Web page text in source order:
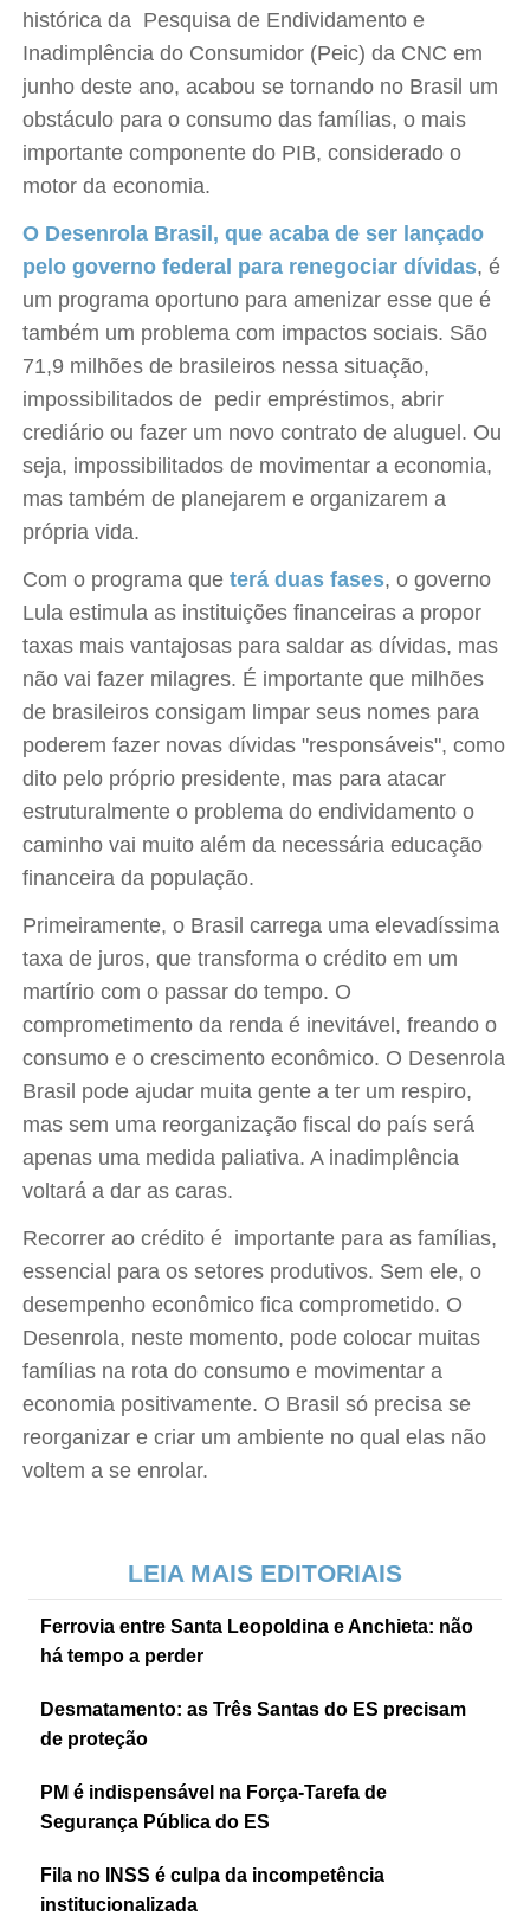
histórica da Pesquisa de Endividamento e
Inadimplência do Consumidor (Peic) da CNC em
junho deste ano, acabou se tornando no Brasil um
obstáculo para o consumo das famílias, o mais
importante componente do PIB, considerado o
motor da economia.
O Desenrola Brasil, que acaba de ser lançado
pelo governo federal para renegociar dívidas, é
um programa oportuno para amenizar esse que é
também um problema com impactos sociais. São
71,9 milhões de brasileiros nessa situação,
impossibilitados de pedir empréstimos, abrir
crediário ou fazer um novo contrato de aluguel. Ou
seja, impossibilitados de movimentar a economia,
mas também de planejarem e organizarem a
própria vida.
Com o programa que terá duas fases, o governo
Lula estimula as instituições financeiras a propor
taxas mais vantajosas para saldar as dívidas, mas
não vai fazer milagres. É importante que milhões
de brasileiros consigam limpar seus nomes para
poderem fazer novas dívidas "responsáveis", como
dito pelo próprio presidente, mas para atacar
estruturalmente o problema do endividamento o
caminho vai muito além da necessária educação
financeira da população.
Primeiramente, o Brasil carrega uma elevadíssima
taxa de juros, que transforma o crédito em um
martírio com o passar do tempo. O
comprometimento da renda é inevitável, freando o
consumo e o crescimento econômico. O Desenrola
Brasil pode ajudar muita gente a ter um respiro,
mas sem uma reorganização fiscal do país será
apenas uma medida paliativa. A inadimplência
voltará a dar as caras.
Recorrer ao crédito é importante para as famílias,
essencial para os setores produtivos. Sem ele, o
desempenho econômico fica comprometido. O
Desenrola, neste momento, pode colocar muitas
famílias na rota do consumo e movimentar a
economia positivamente. O Brasil só precisa se
reorganizar e criar um ambiente no qual elas não
voltem a se enrolar.
LEIA MAIS EDITORIAIS
Ferrovia entre Santa Leopoldina e Anchieta: não
há tempo a perder
Desmatamento: as Três Santas do ES precisam
de proteção
PM é indispensável na Força-Tarefa de
Segurança Pública do ES
Fila no INSS é culpa da incompetência
institucionalizada